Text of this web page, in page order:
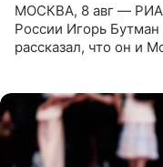
МОСКВА, 8 авг — РИА
России Игорь
рассказал, что он и